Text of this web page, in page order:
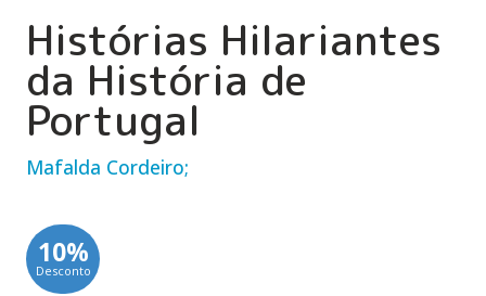
Histórias Hilariantes
da História de
Portugal
Mafalda Cordeiro;
10%
Desconto